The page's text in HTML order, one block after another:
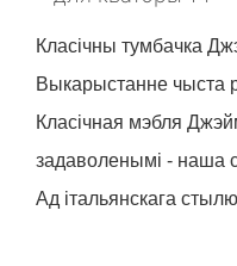
Класічны тумбачка
Выкарыстанне чыста
Класічная мэбля
задаволенымі - наша
Ад італьянскага